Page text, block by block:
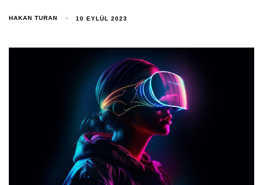
HAKAN TURAN 10 EYLÜL 2023